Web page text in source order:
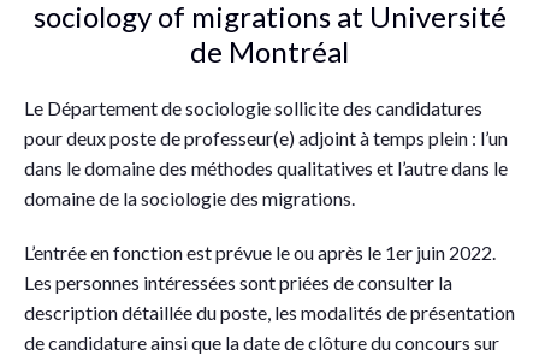
sociology of migrations at Université
de Montréal
Le Département de sociologie sollicite des candidatures
pour deux poste de professeur(e) adjoint à temps plein : l’un
dans le domaine des méthodes qualitatives et l’autre dans le
domaine de la sociologie des migrations.
L’entrée en fonction est prévue le ou après le 1er juin 2022.
Les personnes intéressées sont priées de consulter la
description détaillée du poste, les modalités de présentation
de candidature ainsi que la date de clôture du concours sur